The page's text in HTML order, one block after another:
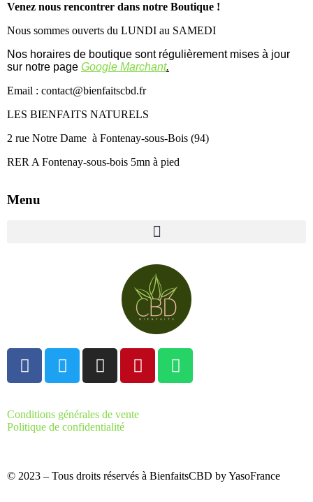
Venez nous rencontrer dans notre Boutique !
Nous sommes ouverts du LUNDI au SAMEDI
Nos horaires de boutique sont régulièrement mises à jour
sur notre page Google Marchant.
Email : contact@bienfaitscbd.fr
LES BIENFAITS NATURELS
2 rue Notre Dame à Fontenay-sous-Bois (94)
RER A Fontenay-sous-bois 5mn à pied
Menu
Conditions générales de vente
Politique de confidentialité
© 2023 – Tous droits réservés à BienfaitsCBD by YasoFrance